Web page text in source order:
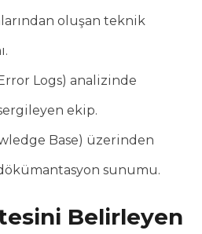
oluşan teknik
Logs) analizinde
ekip.
Base) üzerinden
sunumu.
Belirleyen